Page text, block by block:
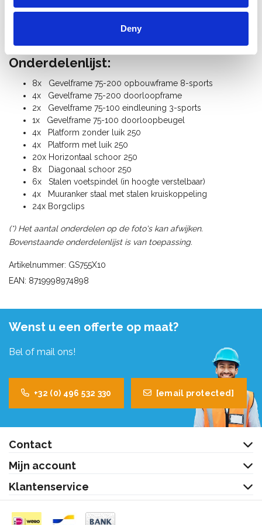
Deny
Garantie: 5 jaar op las- of constructiefouten
Gewicht gevelstelling: 326 Kg
Onderdelenlijst:
8x Gevelframe 75-200 opbouwframe 8-sports
4x Gevelframe 75-200 doorloopframe
2x Gevelframe 75-100 eindleuning 3-sports
1x Gevelframe 75-100 doorloopbeugel
4x Platform zonder luik 250
4x Platform met luik 250
20x Horizontaal schoor 250
8x Diagonaal schoor 250
6x Stalen voetspindel (in hoogte verstelbaar)
4x Muuranker staal met stalen kruiskoppeling
24x Borgclips
(*) Het aantal onderdelen op de foto's kan afwijken.
Bovenstaande onderdelenlijst is van toepassing.
Artikelnummer: GS755X10
EAN: 8719998974898
Wenst u een offerte op maat?
Bel of mail ons!
+32 (0) 496 532 330 [email protected]
Contact
Mijn account
Klantenservice